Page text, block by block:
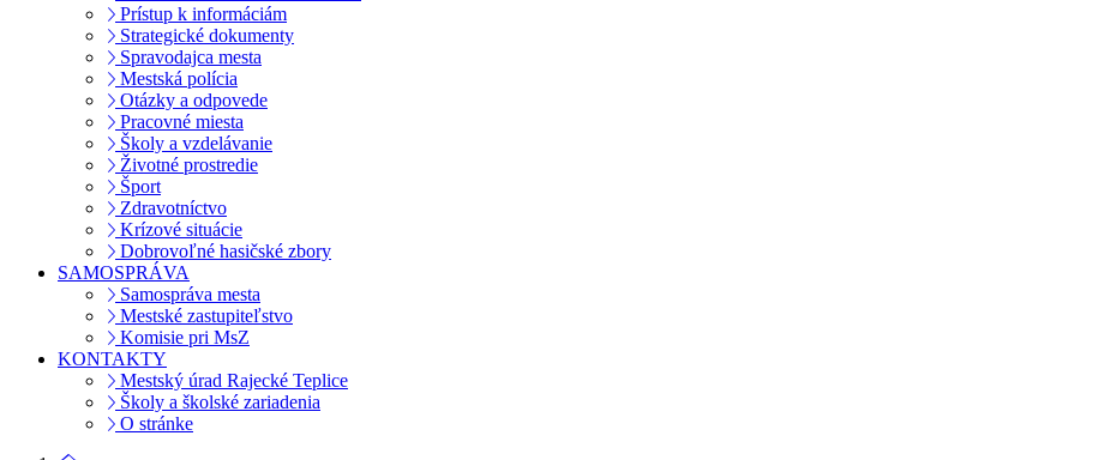
Prístup k informáciám
Strategické dokumenty
Spravodajca mesta
Mestská polícia
Otázky a odpovede
Pracovné miesta
Školy a vzdelávanie
Životné prostredie
Šport
Zdravotníctvo
Krízové situácie
Dobrovoľné hasičské zbory
SAMOSPRÁVA
Samospráva mesta
Mestské zastupiteľstvo
Komisie pri MsZ
KONTAKTY
Mestský úrad Rajecké Teplice
Školy a školské zariadenia
O stránke